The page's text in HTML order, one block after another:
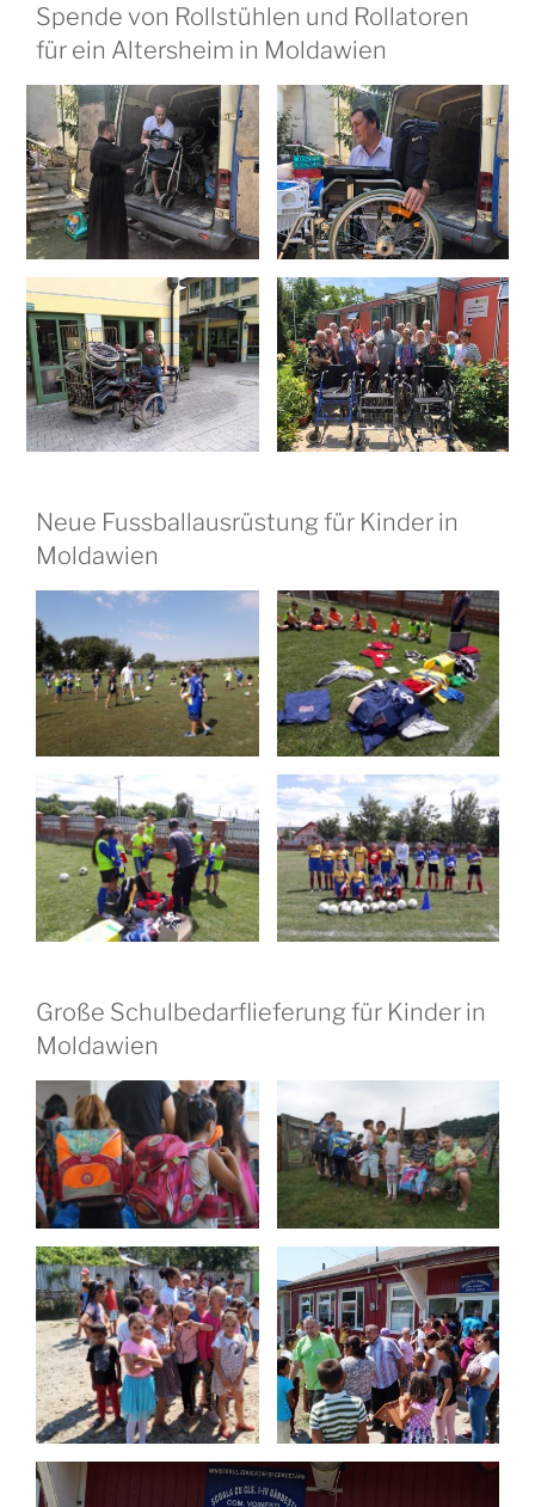
Spende von Rollstühlen und Rollatoren
für ein Altersheim in Moldawien
Neue Fussballausrüstung für Kinder in
Moldawien
Große Schulbedarflieferung für Kinder in
Moldawien